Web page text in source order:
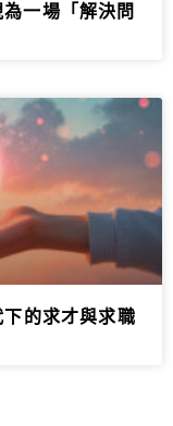
一場「解決問
下的求才與求職